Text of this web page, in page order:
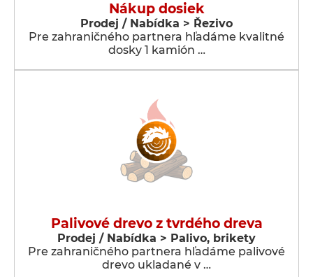
Nákup dosiek
Prodej / Nabídka > Řezivo
Pre zahraničného partnera hľadáme kvalitné
dosky 1 kamión …
Palivové drevo z tvrdého dreva
Prodej / Nabídka > Palivo, brikety
Pre zahraničného partnera hľadáme palivové
drevo ukladané v …